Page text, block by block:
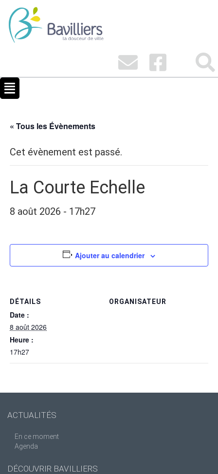
« Tous les Évènements
Cet évènement est passé.
La Courte Echelle
8 août 2026 - 17h27
Ajouter au calendrier
DÉTAILS
Date :
8 août 2026
Heure :
17h27
ORGANISATEUR
ACTUALITÉS
En ce moment
Agenda
DÉCOUVRIR BAVILLIERS